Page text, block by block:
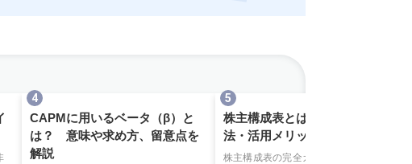
CAPMに用いるベータ（β）と
は？ 意味や求め方、留意点を
解説
株主構成表とは？見方・入手方
法・活用メリットを徹底解説
株主構成表の完全ガイド。持株比率に